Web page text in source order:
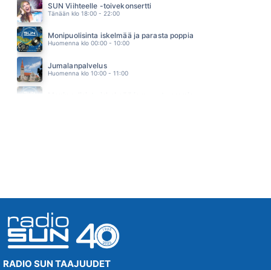
KAIKKEA HYVÄÄ
SIMO SILMU
TAULUT
HUGO
JÄTKÄN HUMPPA
MUTKATTOMAT
SUN Viihteelle -toivekonsertti
Tänään klo 18:00 - 22:00
Monipuolisinta iskelmää ja parasta poppia
Huomenna klo 00:00 - 10:00
Jumalanpalvelus
Huomenna klo 10:00 - 11:00
RADIO SUN TAAJUUDET